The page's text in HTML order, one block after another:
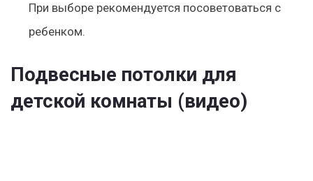
При выборе рекомендуется посоветоваться с
ребенком.
Подвесные потолки для
детской комнаты (видео)